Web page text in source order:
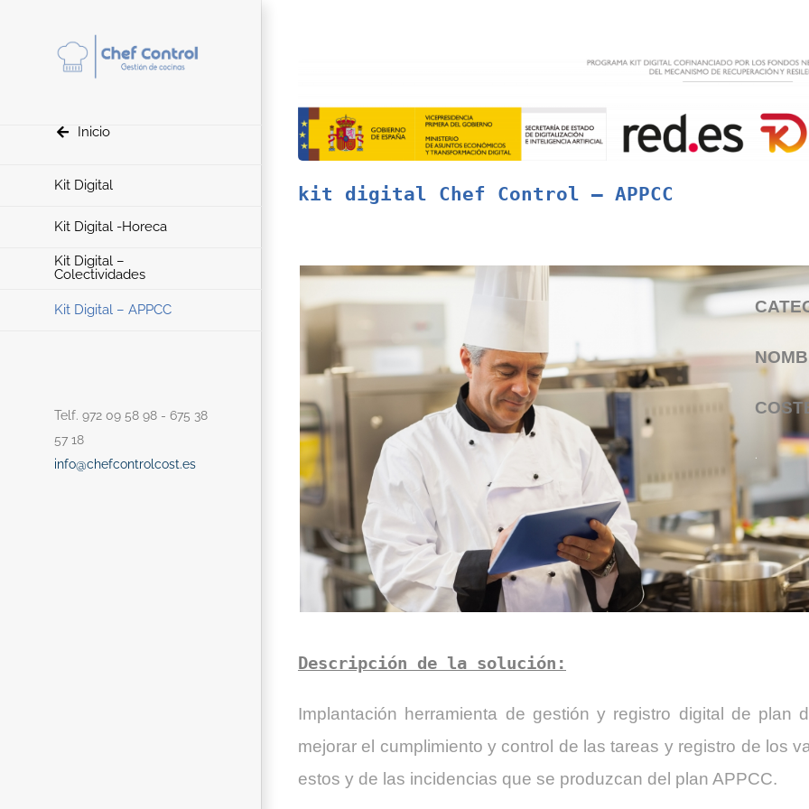
Inicio
Kit Digital
Kit Digital -Horeca
Kit Digital –
Colectividades
Kit Digital – APPCC
Telf. 972 09 58 98 - 675 38
57 18
info@chefcontrolcost.es
kit digital Chef Control – APPCC
.
Descripción de la solución:
Implantación herramienta de gestión y registro digital de plan
mejorar el cumplimiento y control de las tareas y registro de los
estos y de las incidencias que se produzcan del plan APPCC.